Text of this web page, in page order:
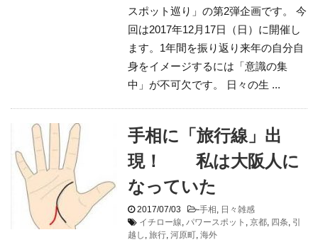
スポット巡り」の第2弾企画です。 今
回は2017年12月17日（日）に開催し
ます。1年間を振り返り来年の自分自
身をイメージするには「意識の集
中」が不可欠です。 日々の生 ...
手相に「旅行線」出
現！ 私は大阪人に
なっていた
2017/07/03 -手相, 日々雑感
イチロー線, パワースポット , 京都, 四条, 引
越し , 旅行, 河原町, 海外